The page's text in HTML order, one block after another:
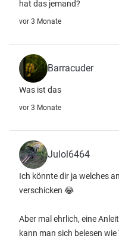
hat das jemand?
vor 3 Monate
Barracuder
Was ist das
vor 3 Monate
Julol6464
Ich könnte dir ja welches
verschicken 😂
Aber mal ehrlich, eine
kann man sich belesen